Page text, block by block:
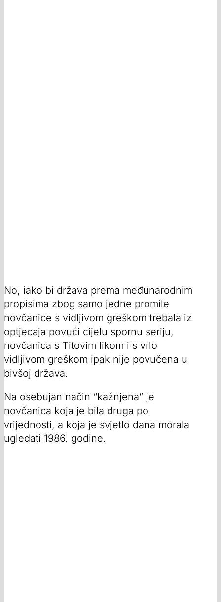
No, iako bi država prema međunarodnim
propisima zbog samo jedne promile
novčanice s vidljivom greškom trebala iz
optjecaja povući cijelu spornu seriju,
novčanica s Titovim likom i s vrlo
vidljivom greškom ipak nije povučena u
bivšoj država.
Na osebujan način “kažnjena” je
novčanica koja je bila druga po
vrijednosti, a koja je svjetlo dana morala
ugledati 1986. godine.